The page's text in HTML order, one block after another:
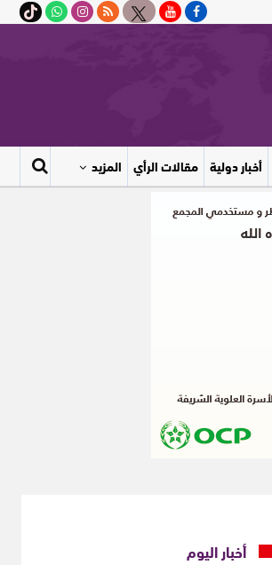
أخبار دولية مقالات الرأي المزيد
أخبار اليوم